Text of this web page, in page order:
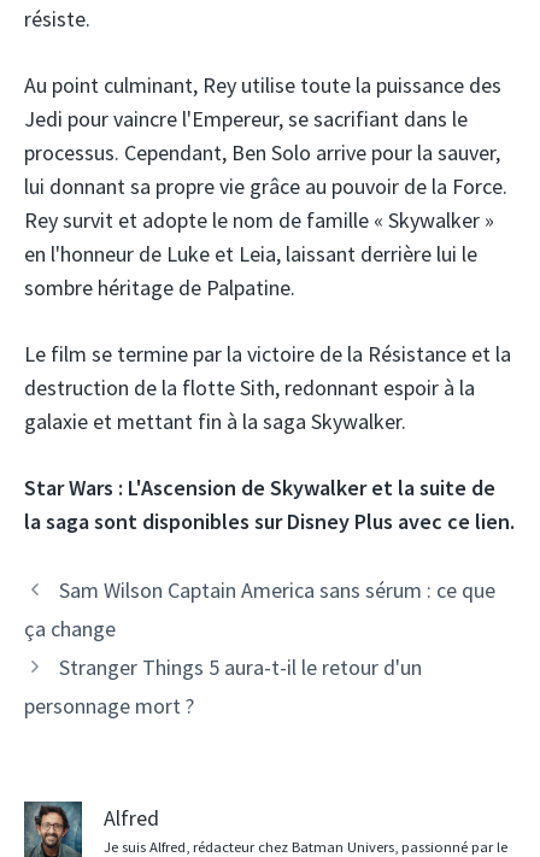
résiste.
Au point culminant, Rey utilise toute la puissance des
Jedi pour vaincre l'Empereur, se sacrifiant dans le
processus. Cependant, Ben Solo arrive pour la sauver,
lui donnant sa propre vie grâce au pouvoir de la Force.
Rey survit et adopte le nom de famille « Skywalker »
en l'honneur de Luke et Leia, laissant derrière lui le
sombre héritage de Palpatine.
Le film se termine par la victoire de la Résistance et la
destruction de la flotte Sith, redonnant espoir à la
galaxie et mettant fin à la saga Skywalker.
Star Wars : L'Ascension de Skywalker et la suite de
la saga sont disponibles sur Disney Plus avec ce lien.
Sam Wilson Captain America sans sérum : ce que
ça change
Stranger Things 5 ​​aura-t-il le retour d'un
personnage mort ?
Alfred
Je suis Alfred, rédacteur chez Batman Univers, passionné par le